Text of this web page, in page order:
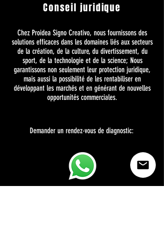
Conseil juridique
Chez Proidea Signo Creativo, nous fournissons des
solutions efficaces dans les domaines liés aux secteurs
de la création, de la culture, du divertissement, du
sport, de la technologie et de la science; Nous
garantissons non seulement leur protection juridique,
mais aussi la possibilité de les rentabiliser en
développant les marchés et en générant de nouvelles
opportunités commerciales.
Demander un rendez-vous de diagnostic: